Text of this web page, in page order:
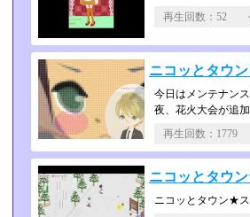
再生回数：52
ニコッとタウ
今日はメンテナン
夜、花火大会が追
再生回数：
ニコッとタウ
ニコッとタウン★